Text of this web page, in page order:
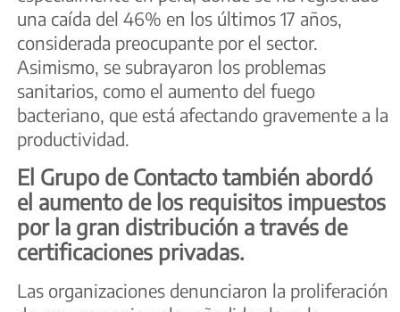
una caída del 46% en los últimos 17 años,
considerada preocupante por el sector.
Asimismo, se subrayaron los problemas
sanitarios, como el aumento del fuego
bacteriano, que está afectando gravemente a la
productividad.
El Grupo de Contacto también abordó
el aumento de los requisitos impuestos
por la gran distribución a través de
certificaciones privadas.
Las organizaciones denunciaron la proliferación